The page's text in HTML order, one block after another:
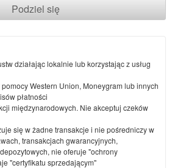
Podziel się
działając lokalnie lub korzystając z usług
pomocy Western Union, Moneygram lub innych
płatności
międzynarodowych. Nie akceptuj czeków
się w żadne transakcje i nie pośredniczy w
transakcjach gwarancyjnych,
nie oferuje "ochrony
"certyfikatu sprzedającym"